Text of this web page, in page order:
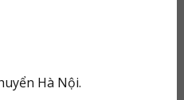
Hà Nội.